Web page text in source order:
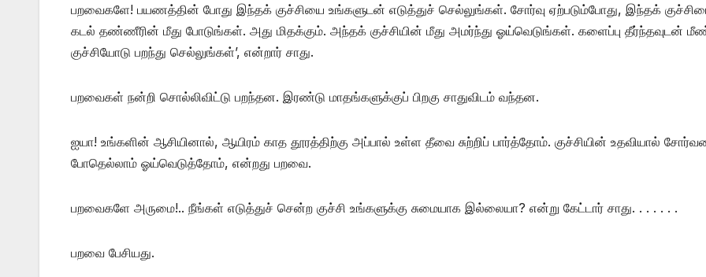
பறவைகளே! பயணத்தின் போது இந்தக் குச்சியை உங்களுடன் எடுத்துச் செல்லுங்கள். சோர்வு ஏற்படும்போது, இந்தக்
கடல் தண்ணீரின் மீது போடுங்கள். அது மிதக்கும். அந்தக் குச்சியின் மீது அமர்ந்து ஓய்வெடுங்கள். களைப்பு தீர்ந்தவுடன்
குச்சியோடு பறந்து செல்லுங்கள்’, என்றார் சாது.
பறவைகள் நன்றி சொல்லிவிட்டு பறந்தன. இரண்டு மாதங்களுக்குப் பிறகு சாதுவிடம் வந்தன.
ஐயா! உங்களின் ஆசியினால், ஆயிரம் காத தூரத்திற்கு அப்பால் உள்ள தீவை சுற்றிப் பார்த்தோம். குச்சியின் உதவியால்
போதெல்லாம் ஓய்வெடுத்தோம், என்றது பறவை.
பறவைகளே அருமை!.. நீங்கள் எடுத்துச் சென்ற குச்சி உங்களுக்கு சுமையாக இல்லையா? என்று கேட்டார் சாது. . . . . . .
பறவை பேசியது.